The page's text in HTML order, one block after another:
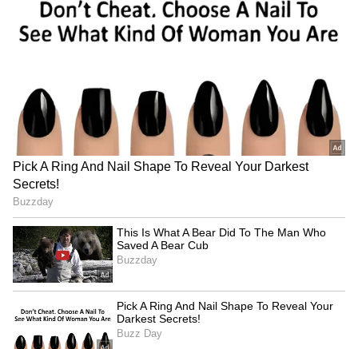
4
7
Image Credit :X
Meta ‘6 ಸಾವಿರ ನೇಮಕಾತಿಗೆ ಬ್ರೇಕ್‌!
ಇದಲ್ಲದೆ, ಈಗಾಗಲೇ ನಡೆಯಬೇಕಿದ್ದ ಸುಮಾರು 6 ಸಾವಿರ
ಹೊಸ ನೇಮಕಾತಿಗಳನ್ನು ಸ್ಥಗಿತಗೊಳಿಸಲು ಮೆಟಾ